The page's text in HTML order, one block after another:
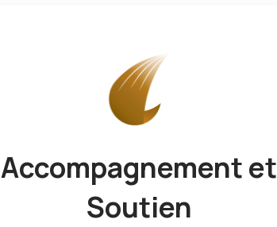
Accompagnement et
Soutien